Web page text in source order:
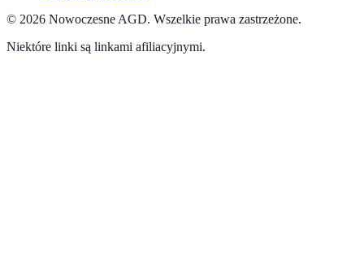
© 2026 Nowoczesne AGD. Wszelkie prawa zastrzeżone.
Niektóre linki są linkami afiliacyjnymi.